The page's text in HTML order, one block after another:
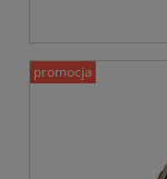
promocja